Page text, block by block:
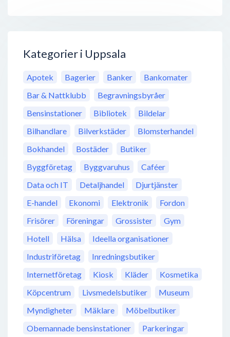
Kategorier i Uppsala
Apotek Bagerier Banker
Bankomater
Bar & Nattklubb
Begravningsbyråer
Bensinstationer
Bibliotek
Bildelar
Bilhandlare
Bilverkstäder
Blomsterhandel
Bokhandel
Bostäder
Butiker
Byggföretag
Byggvaruhus
Caféer
Data och IT
Detaljhandel
Djurtjänster
E-handel
Ekonomi Elektronik
Fordon
Frisörer
Föreningar Grossister
Gym
Hotell
Hälsa
Ideella organisationer
Industriföretag
Inredningsbutiker
Internetföretag
Kiosk Kläder
Kosmetika
Köpcentrum
Livsmedelsbutiker
Museum
Myndigheter
Mäklare
Möbelbutiker
Obemannade bensinstationer
Parkeringar